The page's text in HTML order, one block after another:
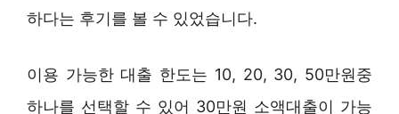
하다는 후기를 볼 수 있었습니다.
이용 가능한 대출 한도는 10, 20, 30, 50만원중
하나를 선택할 수 있어 30만원 소액대출이 가능